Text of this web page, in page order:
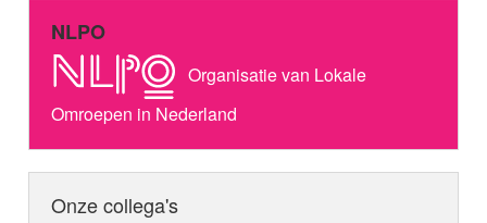
NLPO
Organisatie van Lokale
Omroepen in Nederland
Onze collega's